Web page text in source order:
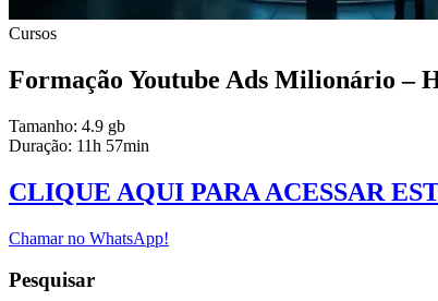
Cursos
Formação Youtube Ads Milionário –
Tamanho: 4.9 gb
Duração: 11h 57min
CLIQUE AQUI PARA ACESSAR
Chamar no WhatsApp!
Pesquisar